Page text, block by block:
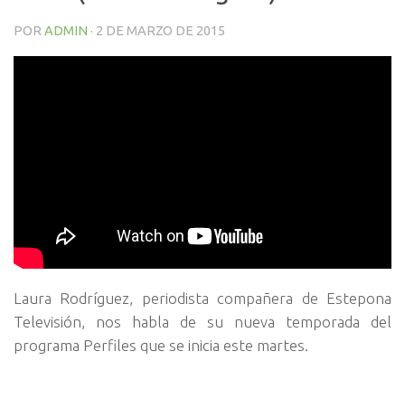
POR ADMIN · 2 DE MARZO DE 2015
Laura Rodríguez, periodista compañera de Estepona
Televisión, nos habla de su nueva temporada del
programa Perfiles que se inicia este martes.